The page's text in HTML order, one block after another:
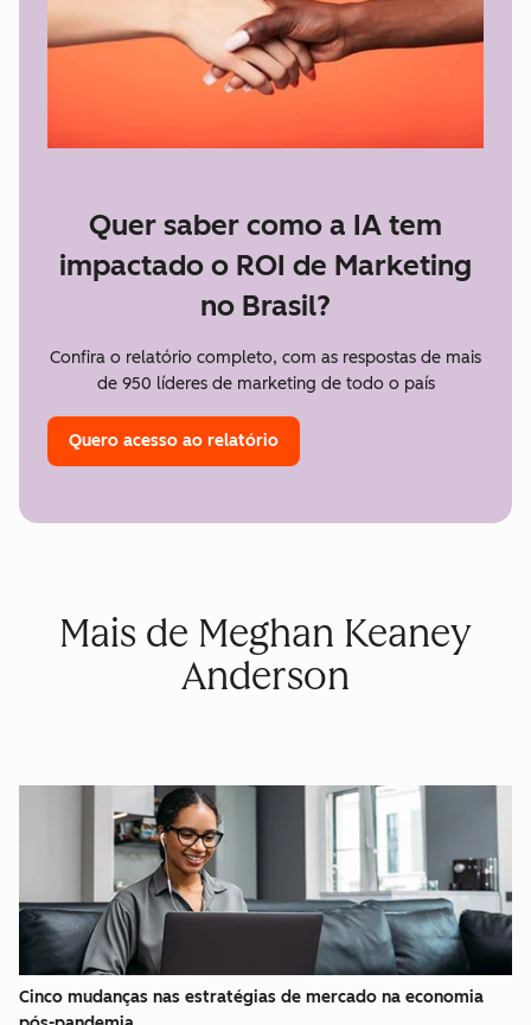
Quer saber como a IA tem
impactado o ROI de Marketing
no Brasil?
Confira o relatório completo, com as respostas de mais
de 950 líderes de marketing de todo o país
Quero acesso ao relatório
Mais de Meghan Keaney
Anderson
Cinco mudanças nas estratégias de mercado na economia